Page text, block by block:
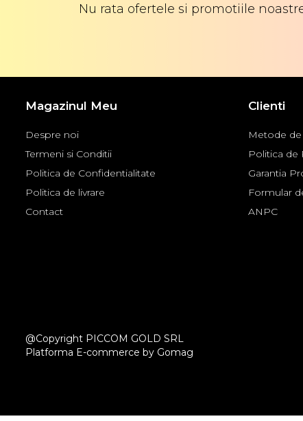
Nu rata ofertele si promotiile
Magazinul Meu
Despre noi
Termeni si Conditii
Politica de Confidentialitate
Politica de livrare
Contact
Clienti
Metode de
Politica de
Garantia
Formular
ANPC
@Copyright PICCOM GOLD SRL
Platforma E-commerce by Gomag